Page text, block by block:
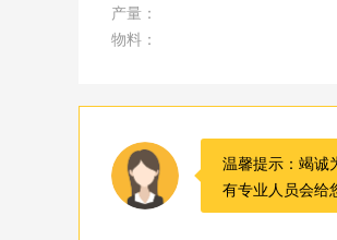
产量：
物料：
温馨提示：竭诚
有专业人员会给